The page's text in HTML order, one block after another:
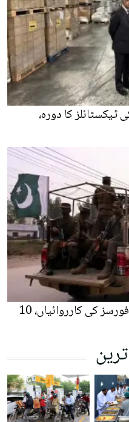
کا دورہ،
خیبرپختونخوا میں سیکیورٹی فورسز کی کارروائیاں، 10